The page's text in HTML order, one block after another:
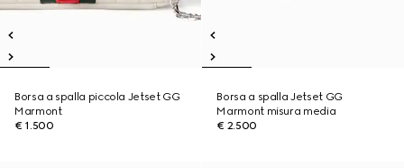
Borsa a spalla piccola Jetset GG
Marmont
€ 1.500
Borsa a spalla Jetset GG
Marmont misura media
€ 2.500